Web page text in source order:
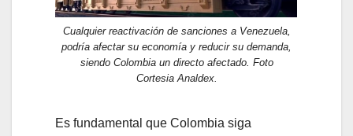
Cualquier reactivación de sanciones a Venezuela,
podría afectar su economía y reducir su demanda,
siendo Colombia un directo afectado. Foto
Cortesia Analdex.
Es fundamental que Colombia siga